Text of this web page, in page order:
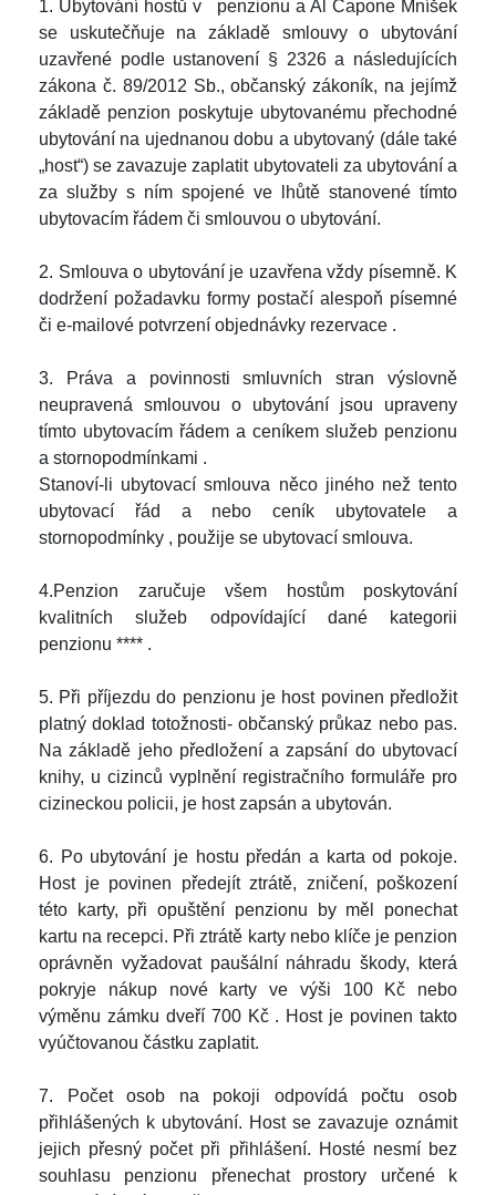
1. Ubytování hostů v penzionuaAl Capone Mníšek
se uskutečňuje na základě smlouvy o ubytování
uzavřené podle ustanovení § 2326 a následujících
zákona č. 89/2012 Sb., občanský zákoník, na jejímž
základě penzion poskytuje ubytovanému přechodné
ubytování na ujednanou dobu a ubytovaný (dále také
„host“) se zavazuje zaplatit ubytovateli za ubytování a
za služby s ním spojené ve lhůtě stanovené tímto
ubytovacím řádem či smlouvou o ubytování.
2. Smlouva o ubytování je uzavřena vždy písemně. K
dodržení požadavku formy postačí alespoň písemné
či e-mailové potvrzení objednávky rezervace .
3. Práva a povinnosti smluvních stran výslovně
neupravená smlouvou o ubytování jsou upraveny
tímto ubytovacím řádem a ceníkem služeb penzionu
a stornopodmínkami .
Stanoví-li ubytovací smlouva něco jiného než tento
ubytovací řád a nebo ceník ubytovatele a
stornopodmínky , použije se ubytovací smlouva.
4.Penzion zaručuje všem hostům poskytování
kvalitních služeb odpovídající dané kategorii
penzionu **** .
5. Při příjezdu do penzionu je host povinen předložit
platný doklad totožnosti- občanský průkaz nebo pas.
Na základě jeho předložení azapsání do ubytovací
knihy, u cizinců vyplnění registračního formuláře pro
cizineckou policii, je hostzapsán a ubytován.
6. Po ubytování je hostu předán a karta od pokoje.
Host je povinen předejít ztrátě, zničení, poškození
této karty, při opuštění penzionu
by měl ponechat
kartu na recepci. Při ztrátě karty nebo klíče je penzion
oprávněn vyžadovat paušální náhradu škody, která
pokryje nákup nové karty ve výši 100 Kč nebo
výměnu zámku dveří 700 Kč . Host je povinen takto
vyúčtovanou částku zaplatit.
7. Počet osob na pokoji odpovídá počtu osob
přihlášených k ubytování. Host se zavazuje oznámit
jejich přesný počet při přihlášení. Hosté nesmí bez
souhlasu penzionu přenechat prostory určené k